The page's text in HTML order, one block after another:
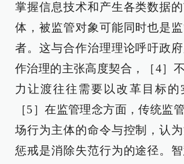
掌握信息技术和产生各类数据
体，被监管对象可能同时也是
者。这与合作治理理论呼吁政
作治理的主张高度契合，［4］
力让渡往往需要以改革目标的
［5］在监管理念方面，传统监
场行为主体的命令与控制，认
惩戒是消除失范行为的途径。